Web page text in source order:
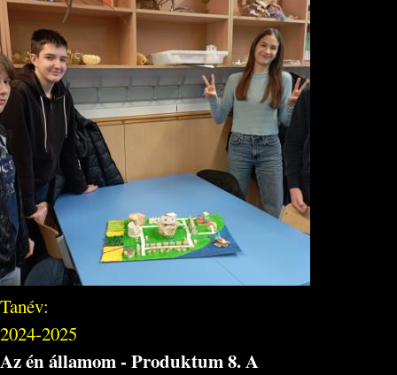
Tanév:
2024-2025
Az én államom - Produktum 8. A